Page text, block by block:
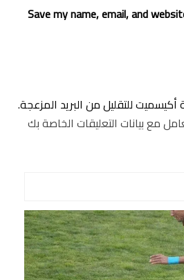
Save my name, email, and
للتقليل من البريد المزعجة.
مع بيانات التعليقات الخاصة بك